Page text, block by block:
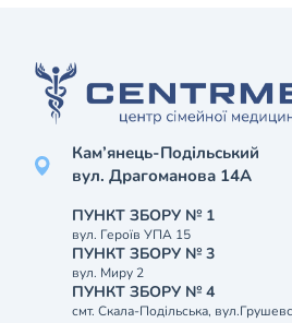
Кам’янець-Подільський
вул. Драгоманова 14А
ПУНКТ ЗБОРУ № 1
вул. Героїв УПА 15
ПУНКТ ЗБОРУ № 3
вул. Миру 2
ПУНКТ ЗБОРУ № 4
смт. Скала-Подільська,